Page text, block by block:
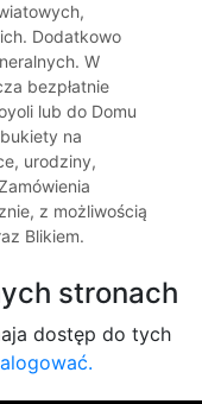
Dodatkowo
W
bezpłatnie
lub do Domu
na
urodziny,
z możliwością
Blikiem.
stronach
dostęp do tych